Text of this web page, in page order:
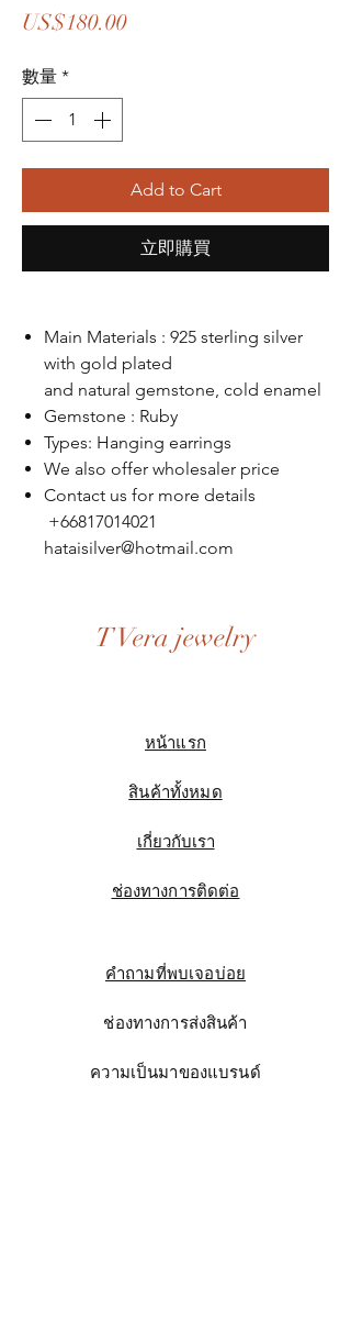
US$180.00價
數量 *
Add to Cart
立即購買
Main Materials : 925 sterling silver
with gold plated
and natural gemstone, cold enamel
Gemstone : Ruby
Types: Hanging earrings
We also offer wholesaler price
Contact us for more details
+66817014021
hataisilver@hotmail.com
T Vera jewelry
หน้าแรก
สินค้าทั้งหมด
เกี่ยวกับเรา
ช่องทางการติดต่อ
คำถามที่พบเจอบ่อย
ช่องทางการส่งสินค้า
ความเป็นมาของแบรนด์